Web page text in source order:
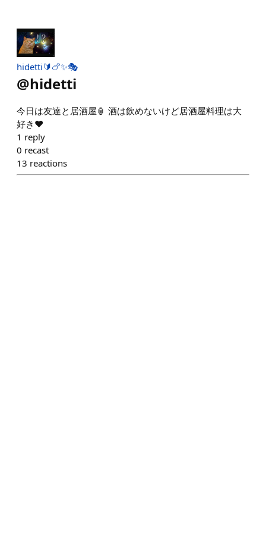
hidetti🔰🍗‪✨🎭️
@hidetti
今日は友達と居酒屋🏮 酒は飲めないけど居酒屋料理は大
好き♥️
1 reply
0 recast
13 reactions